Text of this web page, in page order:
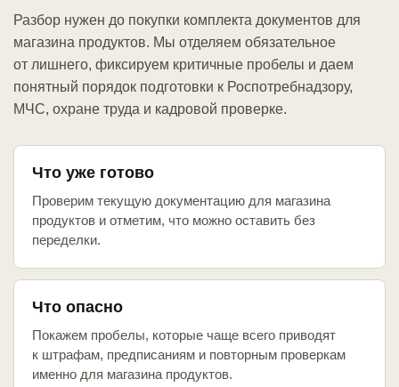
Разбор нужен до покупки комплекта документов для
магазина продуктов. Мы отделяем обязательное
от лишнего, фиксируем критичные пробелы и даем
понятный порядок подготовки к Роспотребнадзору,
МЧС, охране труда и кадровой проверке.
Что уже готово
Проверим текущую документацию для магазина
продуктов и отметим, что можно оставить без
переделки.
Что опасно
Покажем пробелы, которые чаще всего приводят
к штрафам, предписаниям и повторным проверкам
именно для магазина продуктов.